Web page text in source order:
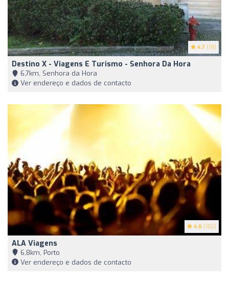
4.7 (19)
Destino X - Viagens E Turismo - Senhora Da Hora
6,7km, Senhora da Hora
Ver endereço e dados de contacto
4.6 (102)
ALA Viagens
6,8km, Porto
Ver endereço e dados de contacto